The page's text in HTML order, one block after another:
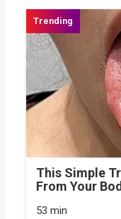
This Simple
From Your
53 min